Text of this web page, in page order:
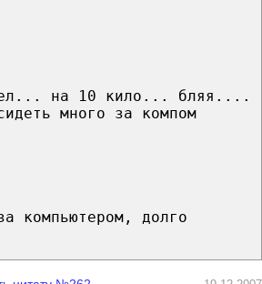
на 10 кило... бляя....
много за компом
компьютером, долго